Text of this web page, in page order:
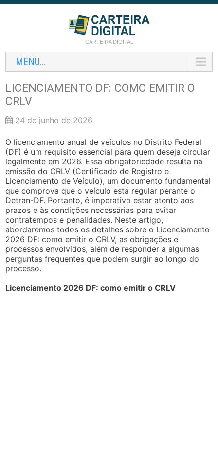
CARTEIRA DIGITAL
MENU...
LICENCIAMENTO DF: COMO EMITIR O
CRLV
24 de junho de 2026
O licenciamento anual de veículos no Distrito Federal
(DF) é um requisito essencial para quem deseja circular
legalmente em 2026. Essa obrigatoriedade resulta na
emissão do CRLV (Certificado de Registro e
Licenciamento de Veículo), um documento fundamental
que comprova que o veículo está regular perante o
Detran-DF. Portanto, é imperativo estar atento aos
prazos e às condições necessárias para evitar
contratempos e penalidades. Neste artigo,
abordaremos todos os detalhes sobre o Licenciamento
2026 DF: como emitir o CRLV, as obrigações e
processos envolvidos, além de responder a algumas
perguntas frequentes que podem surgir ao longo do
processo.
Licenciamento 2026 DF: como emitir o CRLV